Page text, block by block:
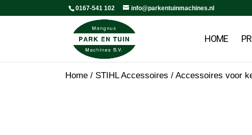
0167-541 102 info@parkentuinmachines.nl
HOME
Home / STIHL Accessoires / Accessoires voor